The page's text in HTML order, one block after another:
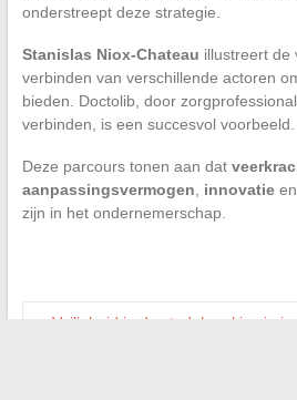
onderstreept deze strategie.
Stanislas Niox-Chateau illustreert de
verbinden van verschillende actoren
bieden. Doctolib, door
verbinden, is een succesvol voorbeeld.
Deze parcours tonen aan dat
aanpassingsvermogen, innovatieen
zijn in het ondernemerschap.
Veiligheid in de stad: hoe kies je je